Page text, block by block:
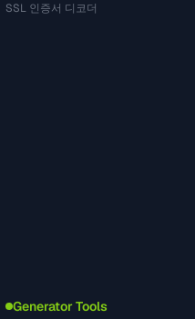
SSL 인증서 디코더
Generator Tools